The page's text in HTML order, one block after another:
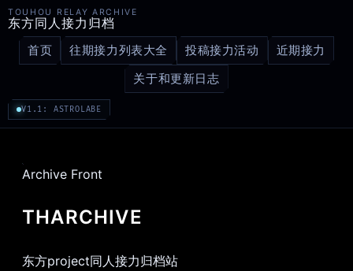
TOUHOU RELAY ARCHIVE
东方同人接力归档
首页 往期接力列表大全 投稿接力活动
近期接力
关于和更新日志
V1.1: ASTROLABE
Archive Front
THARCHIVE
东方project同人接力归档站